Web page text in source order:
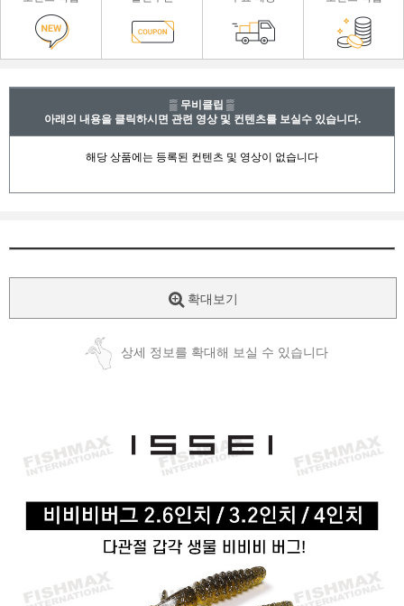
▒ 무비클립 ▒
아래의 내용을 클릭하시면 관련 영상 및 컨텐츠를 보실수 있습니다.
확대보기
상세 정보를 확대해 보실 수 있습니다